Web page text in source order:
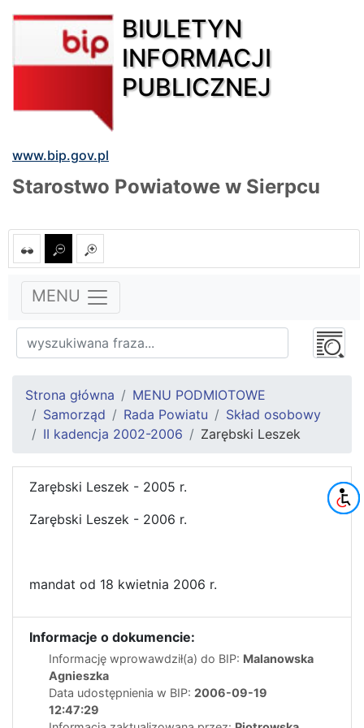
BIULETYN
INFORMACJI
PUBLICZNEJ
www.bip.gov.pl
Starostwo Powiatowe w Sierpcu
MENU
Strona główna
MENU PODMIOTOWE
Samorząd
Rada Powiatu
Skład osobowy
II kadencja 2002-2006
Zarębski Leszek
Zarębski Leszek - 2005 r.
Zarębski Leszek - 2006 r.
mandat od 18 kwietnia 2006 r.
Informacje o dokumencie:
Informację wprowawdził(a) do BIP: Malanowska
Agnieszka
Data udostępnienia w BIP: 2006-09-19
12:47:29